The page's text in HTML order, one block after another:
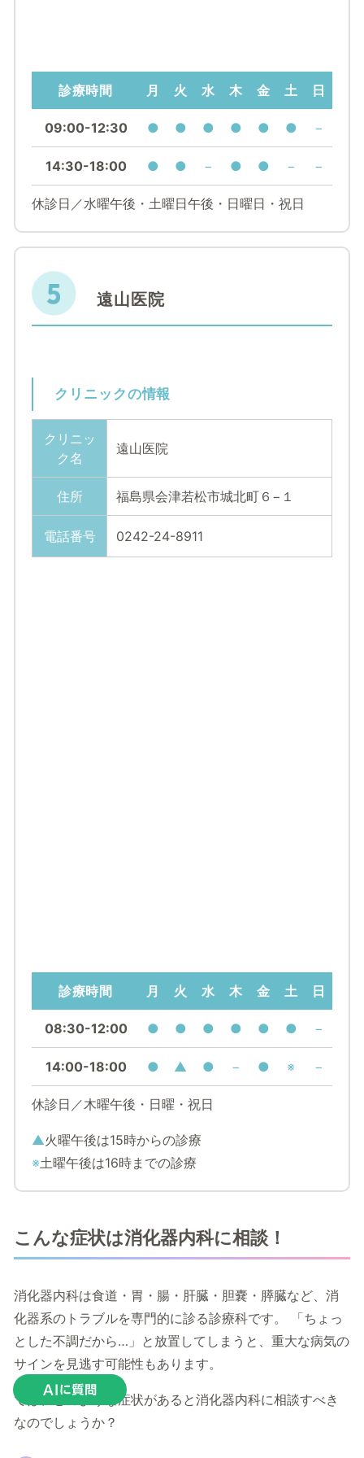
診療時間 月 火 水 木 金 土 日
09:00-12:30 ● ● ● ● ● ● −
14:30-18:00 ● ● − ● ● − −
休診日／水曜午後・土曜日午後・日曜日・祝日
遠山医院
クリニックの情報
クリニッ
ク名
遠山医院
住所 福島県会津若松市城北町６−１
電話番号 0242-24-8911
診療時間 月 火 水 木 金 土 日
08:30-12:00 ● ● ● ● ● ● −
14:00-18:00 ● ▲ ● − ● ※ −
休診日／木曜午後・日曜・祝日
▲火曜午後は15時からの診療
※土曜午後は16時までの診療
こんな症状は消化器内科に相談！
消化器内科は食道・胃・腸・肝臓・胆嚢・膵臓など、消
化器系のトラブルを専門的に診る診療科です。 「ちょっ
とした不調だから…」と放置してしまうと、重大な病気の
サインを見逃す可能性もあります。
では、どのような症状があると消化器内科に相談すべき
なのでしょうか？